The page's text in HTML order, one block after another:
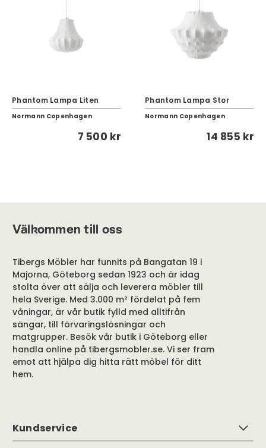
Phantom Lampa Liten
Normann Copenhagen
7 500 kr
Phantom Lampa Stor
Normann Copenhagen
14 855 kr
Välkommen till oss
Tibergs Möbler har funnits på Bangatan 19 i
Majorna, Göteborg sedan 1923 och är idag
stolta över att sälja och leverera möbler till
hela Sverige. Med 3.000 m² fördelat på fem
våningar, är vår butik fylld med alltifrån
sängar, till förvaringslösningar och
matgrupper. Besök vår butik i Göteborg eller
handla online på tibergsmobler.se. Vi ser fram
emot att hjälpa dig hitta rätt möbel för ditt
hem.
Kundservice